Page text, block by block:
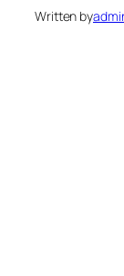
Written by